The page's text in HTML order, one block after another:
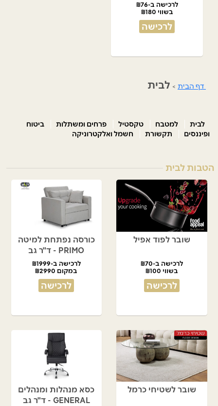
לרכישה ב-₪76
בשווי ₪180
לרכישה
דף הבית > לבית
לבית למטבח טקסטיל פרחים ומשתלות
ביטוח
ופיננסים
תקשורת חשמל ואלקטרוניקה
הטבות לבית
שובר לפוד אפיל
לרכישה ב-₪70
בשווי ₪100
לרכישה
כורסה נפתחת למיטה
PRIMO - ד"ר גב
לרכישה ב-₪1999
במקום ₪2990
לרכישה
שובר לשטיחי כרמל
כסא מנהלות ומנהלים
GENERAL - ד"ר גב